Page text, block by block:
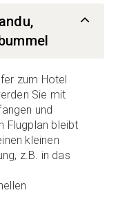
zum Hotel
Sie mit
und
Flugplan bleibt
kleinen
z.B. in das